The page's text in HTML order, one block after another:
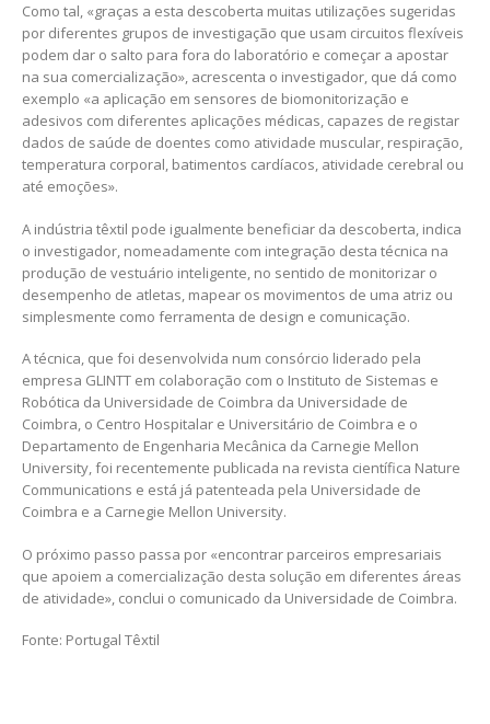
Como tal, «graças a esta descoberta muitas utilizações sugeridas
por diferentes grupos de investigação que usam circuitos flexíveis
podem dar o salto para fora do laboratório e começar a apostar
na sua comercialização», acrescenta o investigador, que dá como
exemplo «a aplicação em sensores de biomonitorização e
adesivos com diferentes aplicações médicas, capazes de registar
dados de saúde de doentes como atividade muscular, respiração,
temperatura corporal, batimentos cardíacos, atividade cerebral ou
até emoções».
A indústria têxtil pode igualmente beneficiar da descoberta, indica
o investigador, nomeadamente com integração desta técnica na
produção de vestuário inteligente, no sentido de monitorizar o
desempenho de atletas, mapear os movimentos de uma atriz ou
simplesmente como ferramenta de design e comunicação.
A técnica, que foi desenvolvida num consórcio liderado pela
empresa GLINTT em colaboração com o Instituto de Sistemas e
Robótica da Universidade de Coimbra da Universidade de
Coimbra, o Centro Hospitalar e Universitário de Coimbra e o
Departamento de Engenharia Mecânica da Carnegie Mellon
University, foi recentemente publicada na revista científica Nature
Communications e está já patenteada pela Universidade de
Coimbra e a Carnegie Mellon University.
O próximo passo passa por «encontrar parceiros empresariais
que apoiem a comercialização desta solução em diferentes áreas
de atividade», conclui o comunicado da Universidade de Coimbra.
Fonte: Portugal Têxtil